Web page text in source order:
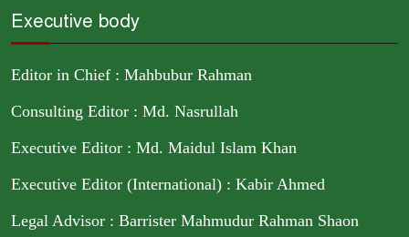
৯
দেশকে অস্থিতিশীল করার ষড়যন্ত্র
প্রতিমন্ত্রী টুকু
Executive body
Editor in Chief : Mahbubur Rahman
Consulting Editor : Md. Nasrullah
Executive Editor : Md. Maidul Islam Khan
Executive Editor (International) : Kabir Ahmed
Legal Advisor : Barrister Mahmudur Rahman Shaon